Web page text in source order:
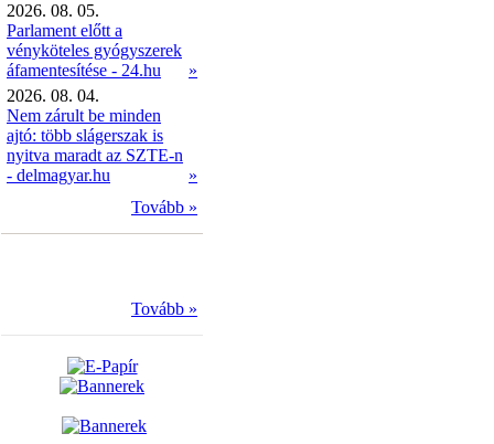
2026. 08. 05.
Parlament előtt a
vényköteles gyógyszerek
áfamentesítése - 24.hu
»
2026. 08. 04.
Nem zárult be minden
ajtó: több slágerszak is
nyitva maradt az SZTE-n
- delmagyar.hu
»
Tovább »
Tovább »